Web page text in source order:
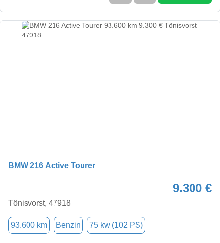
BMW 216 Active Tourer
9.300 €
Tönisvorst, 47918
93.600 km Benzin 75 kw (102 PS)